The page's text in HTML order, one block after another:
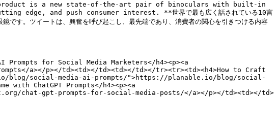
product is a new state-of-the-art pair of binoculars with built-in
and push consumer interest. **世界で最も広く話されている10言
です。ツイートは、興奮を呼び起こし、最先端であり、消費者の関心を引きつける内容
Prompts for Social Media Marketers</h4><p><a
a></p></td><td></td><td></td></tr><tr><td><h4>How to Craft
blog/social-media-ai-prompts/">https://planable.io/blog/social-
with ChatGPT Prompts</h4><p><a
chat-gpt-prompts-for-social-media-posts/</a></p></td><td></td>